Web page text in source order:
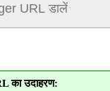
का उदाहरण: